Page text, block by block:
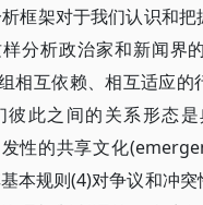
框架对于我们认识和
分析政治家和新闻界
互依赖、相互适应的
此之间的关系形态
性的共享文化
本规则(4)对争议和冲